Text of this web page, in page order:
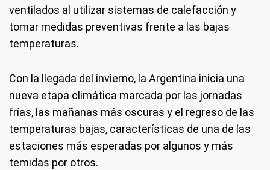
ventilados al utilizar sistemas de calefacción y
tomar medidas preventivas frente a las bajas
temperaturas.
Con la llegada del invierno, la Argentina inicia una
nueva etapa climática marcada por las jornadas
frías, las mañanas más oscuras y el regreso de las
temperaturas bajas, características de una de las
estaciones más esperadas por algunos y más
temidas por otros.